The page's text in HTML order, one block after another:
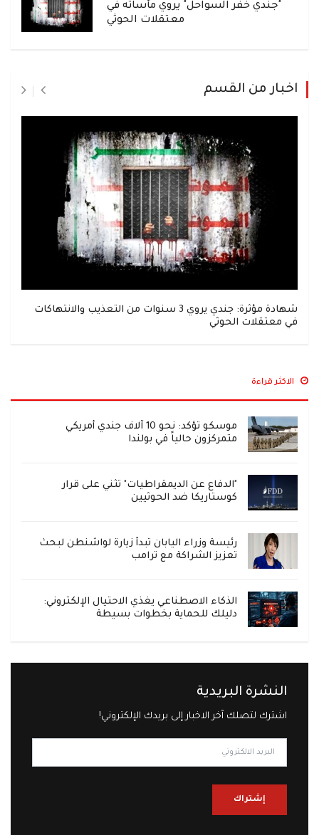
"جندي خفر السواحل" يروي مأساته في
معتقلات الحوثي
اخبار من القسم
شهادة مؤثرة: جندي يروي 3 سنوات من التعذيب والانتهاكات
في معتقلات الحوثي
الاكثر قراءة
موسكو تؤكد: نحو 10 آلاف جندي أمريكي
متمركزون حالياً في بولندا
"الدفاع عن الديمقراطيات" تثني على قرار
كوستاريكا ضد الحوثيين
رئيسة وزراء اليابان تبدأ زيارة لواشنطن لبحث
تعزيز الشراكة مع ترامب
الذكاء الاصطناعي يغذي الاحتيال الإلكتروني:
دليلك للحماية بخطوات بسيطة
النشرة البريدية
اشترك لتصلك آخر الاخبار إلى بريدك الإلكتروني!
إشتراك